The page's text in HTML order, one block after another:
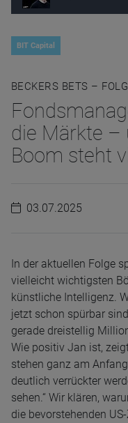
BIT Capital
BECKERS BETS –
die Märkte –
Boom steht
03.07.2025
In der aktuellen Folge
vielleicht wichtigsten
künstliche Intelligenz.
jetzt schon spürbar
gerade dreistellig
Wie positiv Jan ist,
stehen ganz am
deutlich verrückter
sehen.“ Wir klären,
die bevorstehenden